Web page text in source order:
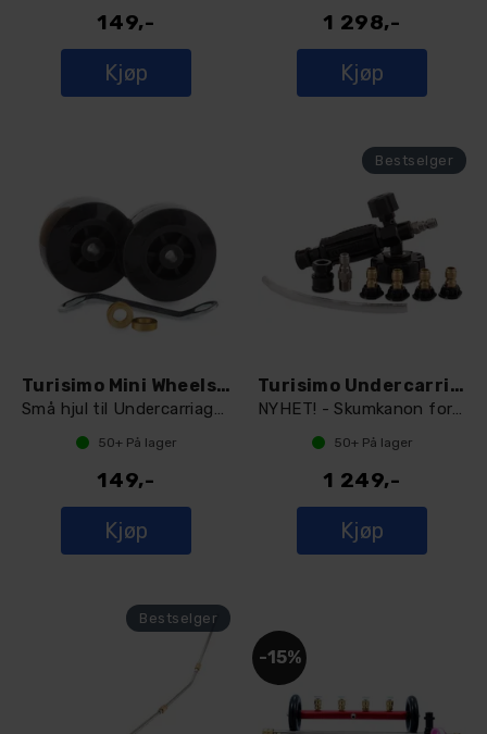
149,-
Kjøp
1 298,-
Kjøp
Turisimo Mini Wheels 8mm
Små hjul til Undercarriage Washer 8mm
50+På lager
149,-
Kjøp
Turisimo Undercarriage Foamer
NYHET! - Skumkanon for underspyler
50+På lager
1 249,-
Kjøp
15%